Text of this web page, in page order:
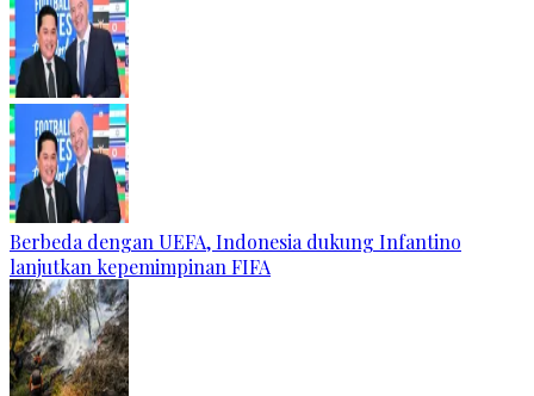
Berbeda dengan UEFA, Indonesia dukung Infantino
lanjutkan kepemimpinan FIFA